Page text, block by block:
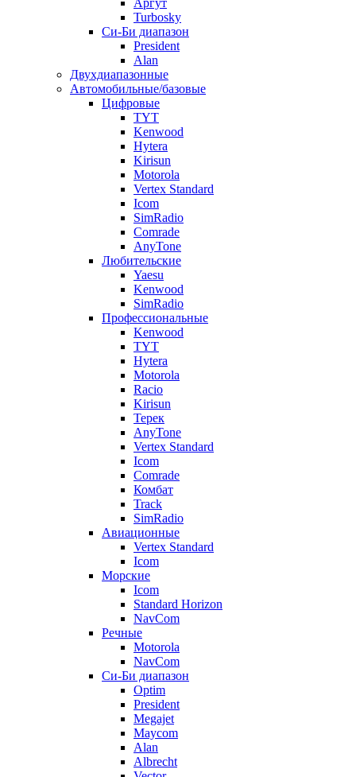
Turbosky
Си-Би диапазон
President
Alan
Двухдиапазонные
Автомобильные/базовые
Цифровые
TYT
Kenwood
Hytera
Kirisun
Motorola
Vertex Standard
Icom
SimRadio
Comrade
AnyTone
Любительские
Yaesu
Kenwood
SimRadio
Профессиональные
Kenwood
TYT
Hytera
Motorola
Racio
Kirisun
Терек
AnyTone
Vertex Standard
Icom
Comrade
Комбат
Track
SimRadio
Авиационные
Vertex Standard
Icom
Морские
Icom
Standard Horizon
NavCom
Речные
Motorola
NavCom
Си-Би диапазон
Optim
President
Megajet
Maycom
Alan
Albrecht